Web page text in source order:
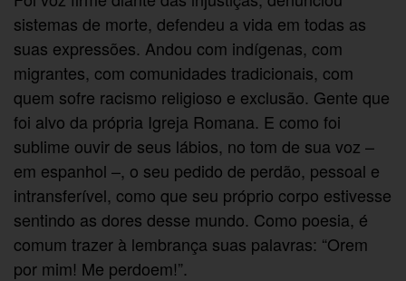
sistemas de morte, defendeu a vida em todas as
suas expressões. Andou com indígenas, com
migrantes, com comunidades tradicionais, com
quem sofre racismo religioso e exclusão. Gente que
foi alvo da própria Igreja Romana. E como foi
sublime ouvir de seus lábios, no tom de sua voz –
em espanhol –, o seu pedido de perdão, pessoal e
intransferível, como que seu próprio corpo estivesse
sentindo as dores desse mundo. Como poesia, é
comum trazer à lembrança suas palavras: “Orem
por mim! Me perdoem!”.